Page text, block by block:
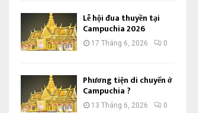
Lễ hội đua thuyền tại
Campuchia 2026
17 Tháng 6, 2026 0
Phương tiện di chuyển ở
Campuchia ?
13 Tháng 6, 2026 0